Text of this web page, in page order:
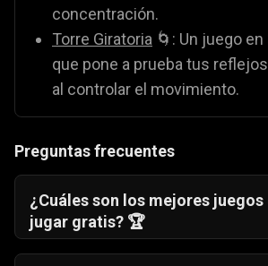
concentración.
Torre Giratoria 🌀: Un juego
que pone a prueba tus
al controlar el movimiento.
Preguntas frecuentes
¿Cuáles son los mejores juegos
jugar gratis? 🏆
Gamezop ofrece varios juegos